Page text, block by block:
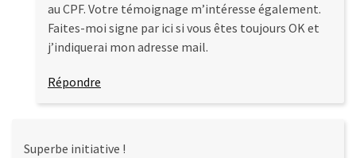
au CPF. Votre témoignage m’intéresse également.
Faites-moi signe par ici si vous êtes toujours OK et
j’indiquerai mon adresse mail.
Répondre
Superbe initiative !